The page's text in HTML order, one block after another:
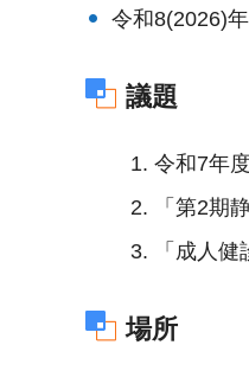
令和8(2026)
議題
令和7年
「第2期
「成人
場所